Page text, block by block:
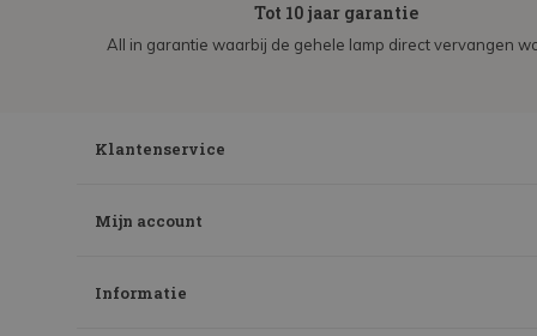
Tot 10 jaar garantie
All in garantie waarbij de gehele lamp direct vervangen
Klantenservice
Mijn account
Informatie